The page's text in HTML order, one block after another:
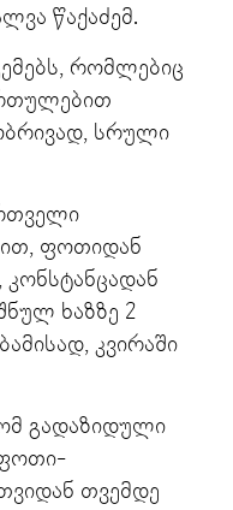
წაქაძემ.
რომლებიც
სრული
ფოთიდან
ხაზზე 2
კვირაში
გადაზიდული
თვემდე